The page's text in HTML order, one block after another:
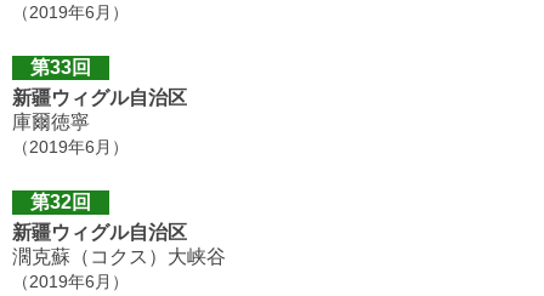
（2019年6月）
第33回
新疆ウィグル自治区
庫爾徳寧
（2019年6月）
第32回
新疆ウィグル自治区
濶克蘇（コクス）大峡谷
（2019年6月）